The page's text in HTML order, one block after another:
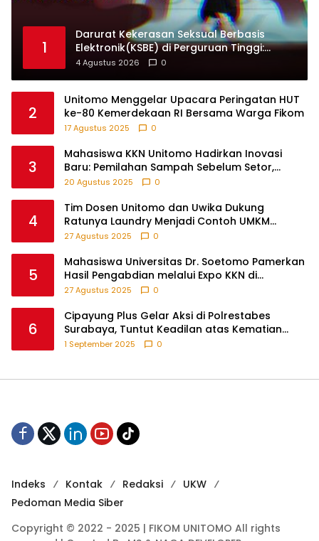
1
Darurat Kekerasan Seksual Berbasis
Elektronik(KSBE) di Perguruan Tinggi:
Ungkap Krisis Kepercayaan Institusional.
4 Agustus 2026 0
2
Unitomo Menggelar Upacara Peringatan HUT
ke-80 Kemerdekaan RI Bersama Warga Fikom
17 Agustus 2025 0
3
Mahasiswa KKN Unitomo Hadirkan Inovasi
Baru: Pemilahan Sampah Sebelum Setor,
Anak-anak Turut Partisipasi Lewat Game
20 Agustus 2025 0
4
Tim Dosen Unitomo dan Uwika Dukung
Ratunya Laundry Menjadi Contoh UMKM
Berbasis Teknologi
27 Agustus 2025 0
5
Mahasiswa Universitas Dr. Soetomo Pamerkan
Hasil Pengabdian melalui Expo KKN di
Krejengan, Probolinggo
27 Agustus 2025 0
6
Cipayung Plus Gelar Aksi di Polrestabes
Surabaya, Tuntut Keadilan atas Kematian
Pengemudi Ojek Online dan Tindakan Represif
1 September 2025 0
Indeks Kontak Redaksi
UKW
Pedoman Media Siber
Copyright © 2022 - 2025 | FIKOM UNITOMO All rights